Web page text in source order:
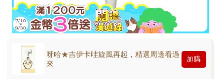
呀哈★吉伊卡哇旋風再起，精選周邊看過
來
加購